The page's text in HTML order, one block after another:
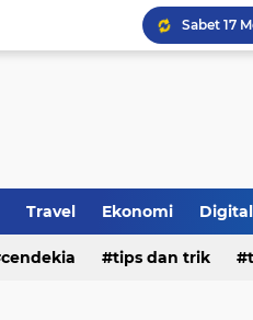
Jalan
Islam dan
Travel Ekonomi Digital
cendekia tips dan trik